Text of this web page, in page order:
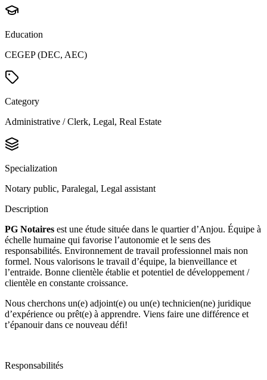
Education
CEGEP (DEC, AEC)
Category
Administrative / Clerk, Legal, Real Estate
Specialization
Notary public, Paralegal, Legal assistant
Description
PG Notaires est une étude située dans le quartier d’Anjou. Équipe à
échelle humaine qui favorise l’autonomie et le sens des
responsabilités. Environnement de travail professionnel mais non
formel. Nous valorisons le travail d’équipe, la bienveillance et
l’entraide. Bonne clientèle établie et potentiel de développement /
clientèle en constante croissance.
Nous cherchons un(e) adjoint(e) ou un(e) technicien(ne) juridique
d’expérience ou prêt(e) à apprendre. Viens faire une différence et
t’épanouir dans ce nouveau défi!
Responsabilités